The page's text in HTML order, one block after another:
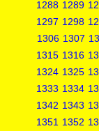
1288 1289
1297 1298
1306 1307
1315 1316
1324 1325
1333 1334
1342 1343
1351 1352